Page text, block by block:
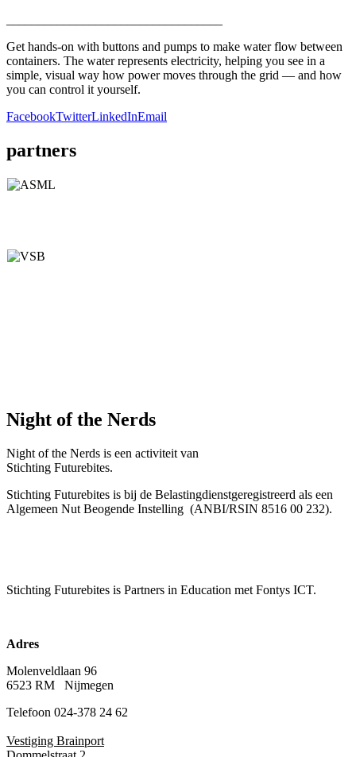
Get hands-on with buttons and pumps to make water flow between
containers. The water represents electricity, helping you see in a
simple, visual way how power moves through the grid — and how
you can control it yourself.
FacebookTwitterLinkedInEmail
partners
Night of the Nerds
Night of the Nerds is een activiteit van
Stichting Futurebites.
Stichting Futurebites is bij de Belastingdienstgeregistreerd als een
Algemeen Nut Beogende Instelling (ANBI/RSIN 8516 00 232).
Stichting Futurebites is Partners in Education met Fontys ICT.
Adres
Molenveldlaan 96
6523 RM Nijmegen
Telefoon 024-378 24 62
Vestiging Brainport